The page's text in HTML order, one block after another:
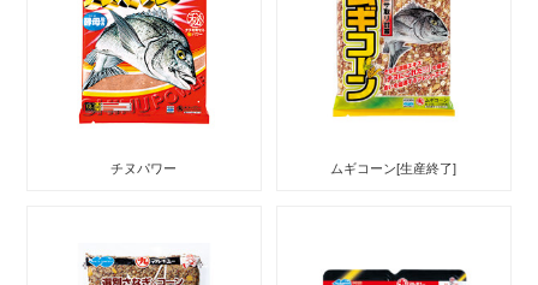
チヌパワー ムギコーン[生産終了]